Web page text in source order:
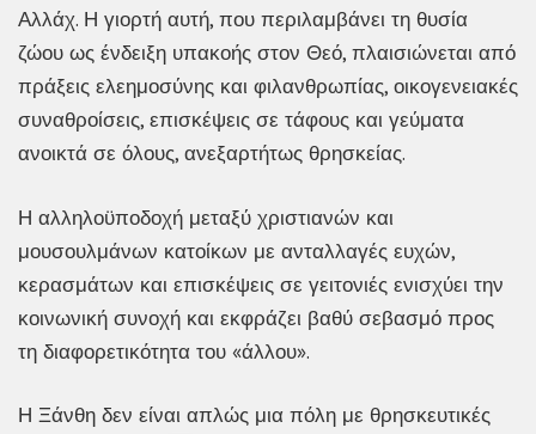
Αλλάχ. Η γιορτή αυτή, που περιλαμβάνει τη θυσία
ζώου ως ένδειξη υπακοής στον Θεό, πλαισιώνεται από
πράξεις ελεημοσύνης και φιλανθρωπίας, οικογενειακές
συναθροίσεις, επισκέψεις σε τάφους και γεύματα
ανοικτά σε όλους, ανεξαρτήτως θρησκείας.
Η αλληλοϋποδοχή μεταξύ χριστιανών και
μουσουλμάνων κατοίκων με ανταλλαγές ευχών,
κερασμάτων και επισκέψεις σε γειτονιές ενισχύει την
κοινωνική συνοχή και εκφράζει βαθύ σεβασμό προς
τη διαφορετικότητα του «άλλου».
Η Ξάνθη δεν είναι απλώς μια πόλη με θρησκευτικές